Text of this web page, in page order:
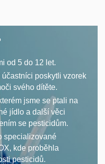
od 5 do 12 let.
poskytli vzorek
svého dítěte.
jsme se ptali na
jídlo a další věci
se pesticidům.
specializované
kde proběhla
pesticidů.